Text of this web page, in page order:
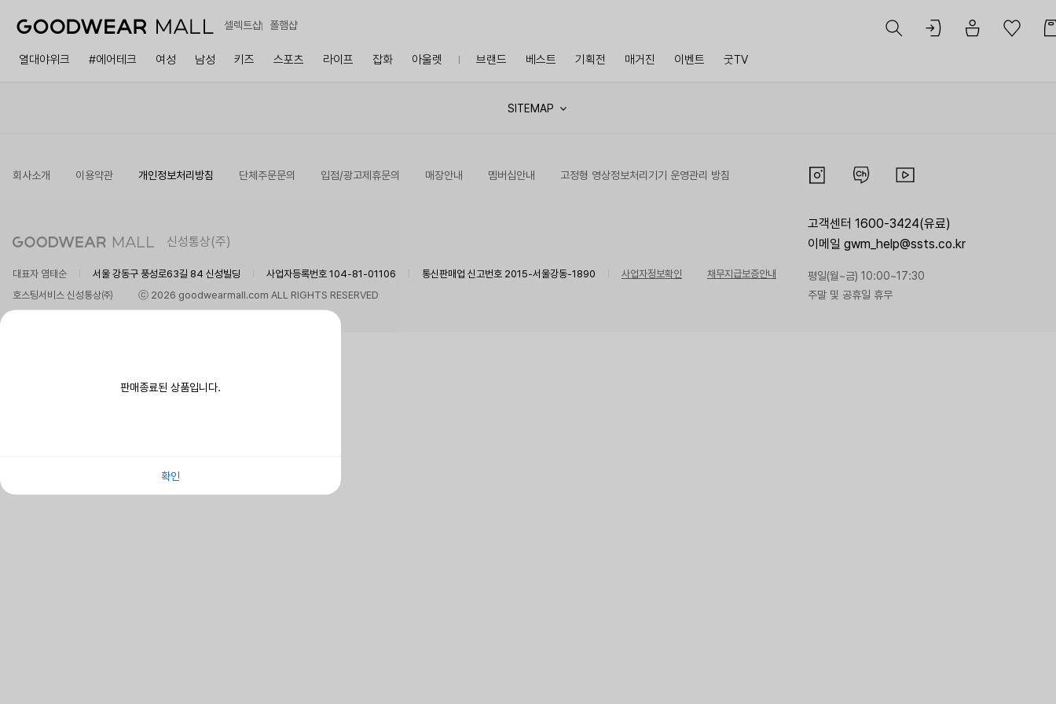
셀렉트샵 폴햄샵
열대야위크 #에어테크 여성 남성 키즈 스포츠 라이프 잡화 아울렛 브랜드 베스트 기획전 매거진 이벤트 굿TV
판매종료된 상품입니다.
확인
SITEMAP
회사소개 이용약관 개인정보처리방침 단체주문문의 입점/광고제휴문의 매장안내 멤버십안내 고정형 영상정보처리기기 운영관리 방침
신성통상(주)
대표자 염태순 서울 강동구 풍성로63길 84 신성빌딩 사업자등록번호 104-81-01106 통신판매업 신고번호 2015-서울강동-1890 사업자정보확인
채무지급보증안내
호스팅서비스 신성통상㈜
ⓒ 2026 goodwearmall.com ALL RIGHTS RESERVED
고객센터 1600-3424(유료)
이메일 gwm_help@ssts.co.kr
평일(월~금) 10:00~17:30
주말 및 공휴일 휴무